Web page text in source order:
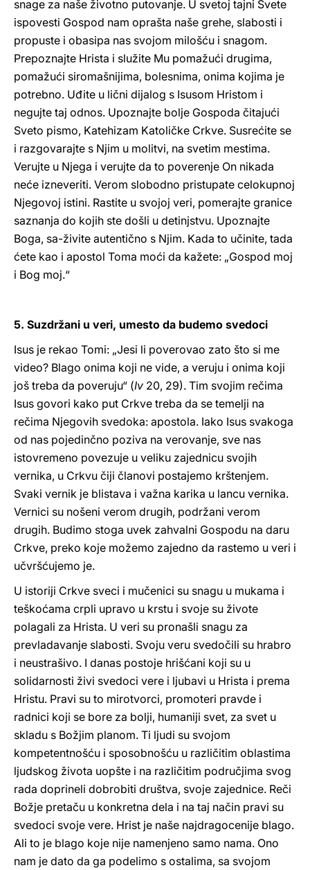
snage za naše životno putovanje. U svetoj tajni Svete
ispovesti Gospod nam oprašta naše grehe, slabosti i
propuste i obasipa nas svojom milošću i snagom.
Prepoznajte Hrista i služite Mu pomažući drugima,
pomažući siromašnijima, bolesnima, onima kojima je
potrebno. Uđite u lični dijalog s Isusom Hristom i
negujte taj odnos. Upoznajte bolje Gospoda čitajući
Sveto pismo, Katehizam Katoličke Crkve. Susrećite se
i razgovarajte s Njim u molitvi, na svetim mestima.
Verujte u Njega i verujte da to poverenje On nikada
neće izneveriti. Verom slobodno pristupate celokupnoj
Njegovoj istini. Rastite u svojoj veri, pomerajte granice
saznanja do kojih ste došli u detinjstvu. Upoznajte
Boga, sa-živite autentično s Njim. Kada to učinite, tada
ćete kao i apostol Toma moći da kažete: „Gospod moj
i Bog moj.“
5. Suzdržani u veri, umesto da budemo svedoci
Isus je rekao Tomi: „Jesi li poverovao zato što si me
video? Blago onima koji ne vide, a veruju i onima koji
još treba da poveruju“ (Iv 20, 29). Tim svojim rečima
Isus govori kako put Crkve treba da se temelji na
rečima Njegovih svedoka: apostola. Iako Isus svakoga
od nas pojedinčno poziva na verovanje, sve nas
istovremeno povezuje u veliku zajednicu svojih
vernika, u Crkvu čiji članovi postajemo krštenjem.
Svaki vernik je blistava i važna karika u lancu vernika.
Vernici su nošeni verom drugih, podržani verom
drugih. Budimo stoga uvek zahvalni Gospodu na daru
Crkve, preko koje možemo zajedno da rastemo u veri i
učvršćujemo je.
U istoriji Crkve sveci i mučenici su snagu u mukama i
teškoćama crpli upravo u krstu i svoje su živote
polagali za Hrista. U veri su pronašli snagu za
prevladavanje slabosti. Svoju veru svedočili su hrabro
i neustrašivo. I danas postoje hrišćani koji su u
solidarnosti živi svedoci vere i ljubavi u Hrista i prema
Hristu. Pravi su to mirotvorci, promoteri pravde i
radnici koji se bore za bolji, humaniji svet, za svet u
skladu s Božjim planom. Ti ljudi su svojom
kompetentnošću i sposobnošću u različitim oblastima
ljudskog života uopšte i na različitim područjima svog
rada doprineli dobrobiti društva, svoje zajednice. Reči
Božje pretaču u konkretna dela i na taj način pravi su
svedoci svoje vere. Hrist je naše najdragocenije blago.
Ali to je blago koje nije namenjeno samo nama. Ono
nam je dato da ga podelimo s ostalima, sa svojom